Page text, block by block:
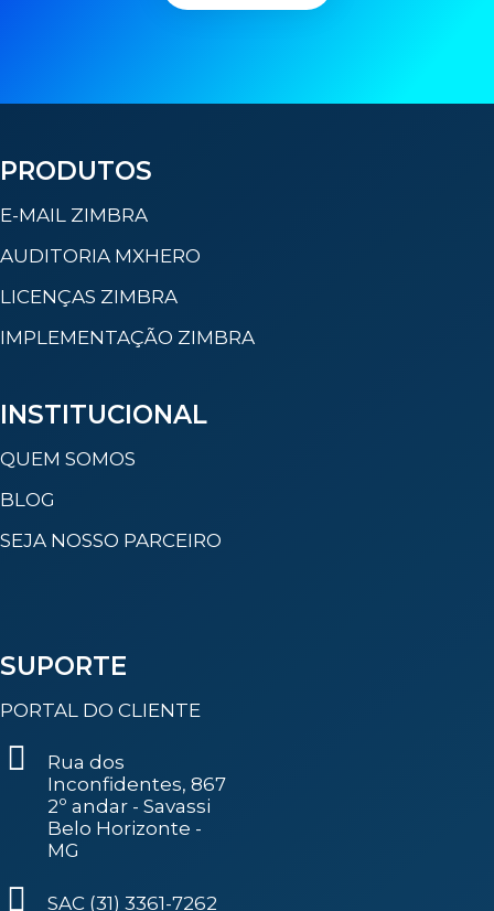
PRODUTOS
E-MAIL ZIMBRA
AUDITORIA MXHERO
LICENÇAS ZIMBRA
IMPLEMENTAÇÃO ZIMBRA
INSTITUCIONAL
QUEM SOMOS
BLOG
SEJA NOSSO PARCEIRO
SUPORTE
PORTAL DO CLIENTE
Rua dos
Inconfidentes, 867
2º andar - Savassi
Belo Horizonte -
MG
SAC (31) 3361-7262